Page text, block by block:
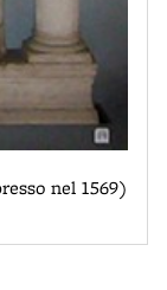
nel 1569)